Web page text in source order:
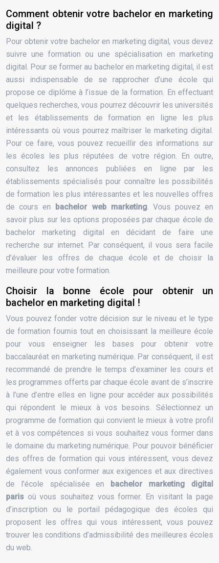
Comment obtenir votre bachelor en marketing
digital ?
Pour obtenir votre bachelor en marketing digital, vous devez
suivre une formation ou une spécialisation en marketing
digital. Pour se former au bachelor en marketing digital, il est
aussi indispensable de se rapprocher d’une école qui
propose ce diplôme à l’issue de la formation. En effectuant
quelques recherches, vous pourrez découvrir les universités
et les établissements de formation en ligne les plus
intéressants où vous pourrez maîtriser le marketing digital.
Pour ce faire, vous pouvez recueillir des informations sur
les écoles les plus réputées de votre région. En outre,
consultez les annonces publiées en ligne par les
établissements spécialisés pour connaître les possibilités
de formation les plus intéressantes et les nouvelles offres
de cours en bachelor web marketing. Vous pouvez en
savoir plus sur les options proposées par chaque école de
bachelor marketing digital en décidant de faire une
recherche sur internet. Par conséquent, il vous sera facile
d’évaluer les offres de chaque école et de choisir la
meilleure pour votre formation.
Choisir la bonne école pour obtenir un
bachelor en marketing digital !
Vous pouvez fonder votre décision sur le niveau et le type
de formation fournis tout en choisissant la meilleure école
pour vous enseigner les bases pour obtenir votre
baccalauréat en marketing numérique. Par conséquent, il est
recommandé de prendre le temps d’examiner les cours et
les programmes offerts par chaque école avant de s’inscrire
à l’une d’entre elles en ligne pour accéder aux possibilités
qui répondent le mieux à vos besoins. Sélectionnez un
programme de formation qui convient le mieux à votre profil
et à vos compétences si vous souhaitez vous former dans
le domaine du marketing numérique. Pour pouvoir bénéficier
des offres de formation qui vous intéressent, vous devez
également vous conformer aux exigences et aux directives
de l’école spécialisée en bachelor marketing digital
paris où vous souhaitez vous former. En visitant la page
d’inscription ou le portail pédagogique des écoles qui
proposent les offres qui vous intéressent, vous pouvez
trouver les conditions d’admissibilité des meilleures écoles
du web.